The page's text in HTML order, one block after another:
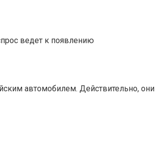
ведет к появлению
автомобилем. Действительно, они